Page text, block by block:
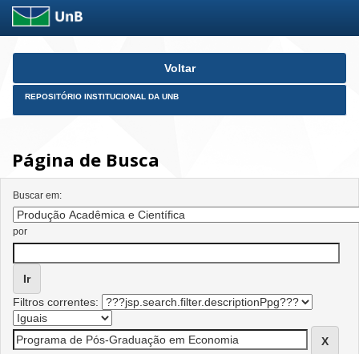
Skip
Voltar
REPOSITÓRIO INSTITUCIONAL DA UNB
Página de Busca
Buscar em:
por
Filtros correntes: